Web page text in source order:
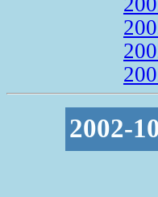
2002-